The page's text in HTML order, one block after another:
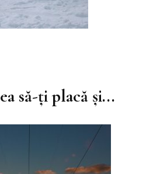
să-ți placă și...